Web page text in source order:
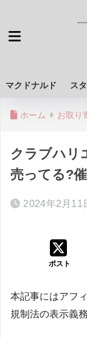
マクドナルド ス
ホーム お取り
クラブハリ
売ってる?
2024年2月11
ポスト
本記事にはアフ
規制法の表示義